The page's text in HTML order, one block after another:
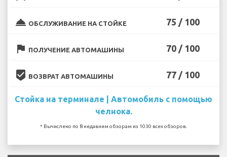
room_service ОБСЛУЖИВАНИЕ НА СТОЙКЕ 75 / 100
flag ПОЛУЧЕНИЕ АВТОМАШИНЫ 70 / 100
beenhere ВОЗВРАТ АВТОМАШИНЫ 77 / 100
Стойка на терминале | Автомобиль с помощью
челнока.
* Вычислено по 8 недавним обзорам из 1030 всех обзоров.